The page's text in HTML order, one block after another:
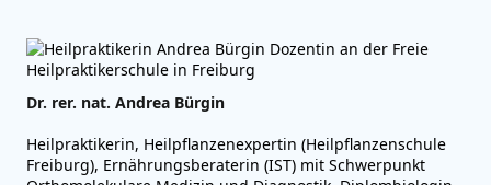
Dr. rer. nat. Andrea Bürgin
Heilpraktikerin, Heilpflanzenexpertin (Heilpflanzenschule
Freiburg), Ernährungsberaterin (IST) mit Schwerpunkt